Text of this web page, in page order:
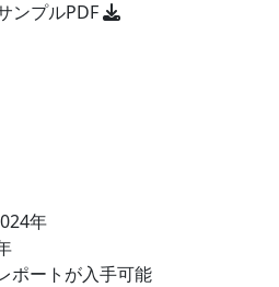
ンプルPDF
年
ポートが入手可能